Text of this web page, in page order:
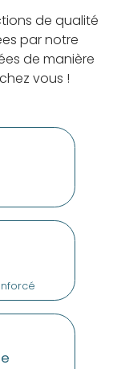
de qualité
par notre
de manière
vous !